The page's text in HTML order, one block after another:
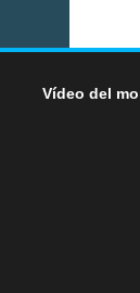
Vídeo del